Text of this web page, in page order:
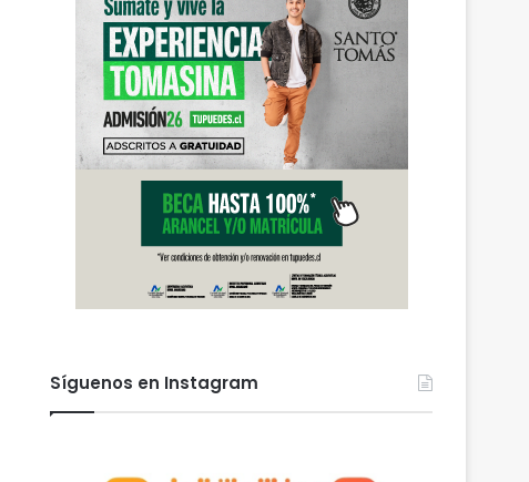
Síguenos en Instagram